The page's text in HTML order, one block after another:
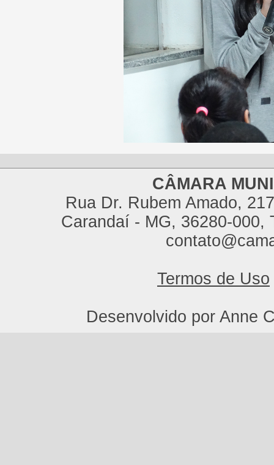
CÂMARA
Rua Dr. Rubem Amado,
Carandaí - MG, 36280-000,
Termos de Uso
Desenvolvido por Anne